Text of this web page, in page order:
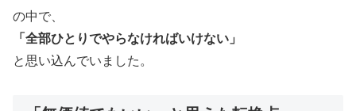
の中で、
「全部ひとりでやらなければいけない」
と思い込んでいました。